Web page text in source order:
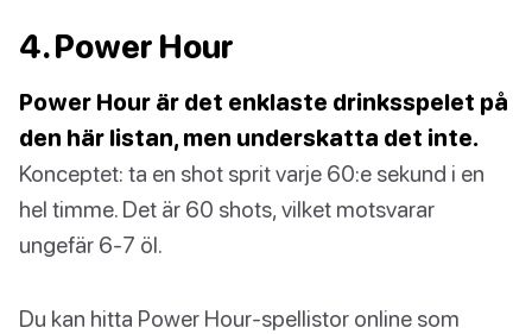
4. Power Hour
Power Hour är det enklaste drinksspelet på
den här listan, men underskatta det inte.
Konceptet: ta en shot sprit varje 60:e sekund i en
hel timme. Det är 60 shots, vilket motsvarar
ungefär 6-7 öl.
Du kan hitta Power Hour-spellistor online som